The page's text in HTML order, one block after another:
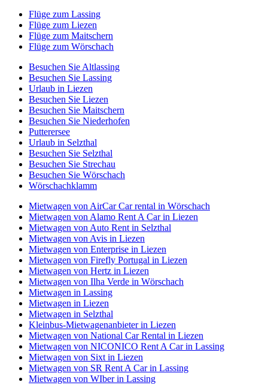
Flüge zum Lassing
Flüge zum Liezen
Flüge zum Maitschern
Flüge zum Wörschach
Besuchen Sie Altlassing
Besuchen Sie Lassing
Urlaub in Liezen
Besuchen Sie Liezen
Besuchen Sie Maitschern
Besuchen Sie Niederhofen
Putterersee
Urlaub in Selzthal
Besuchen Sie Selzthal
Besuchen Sie Strechau
Besuchen Sie Wörschach
Wörschachklamm
Mietwagen von AirCar Car rental in Wörschach
Mietwagen von Alamo Rent A Car in Liezen
Mietwagen von Auto Rent in Selzthal
Mietwagen von Avis in Liezen
Mietwagen von Enterprise in Liezen
Mietwagen von Firefly Portugal in Liezen
Mietwagen von Hertz in Liezen
Mietwagen von Ilha Verde in Wörschach
Mietwagen in Lassing
Mietwagen in Liezen
Mietwagen in Selzthal
Kleinbus-Mietwagenanbieter in Liezen
Mietwagen von National Car Rental in Liezen
Mietwagen von NICONICO Rent A Car in Lassing
Mietwagen von Sixt in Liezen
Mietwagen von SR Rent A Car in Lassing
Mietwagen von WIber in Lassing